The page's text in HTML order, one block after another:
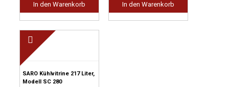
In den Warenkorb In den Warenkorb
SARO Kühlvitrine 217 Liter,
Modell SC 280